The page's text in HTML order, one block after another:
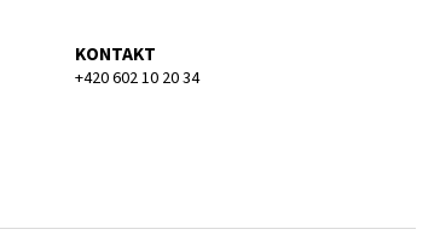
KONTAKT
+420 602 10 20 34